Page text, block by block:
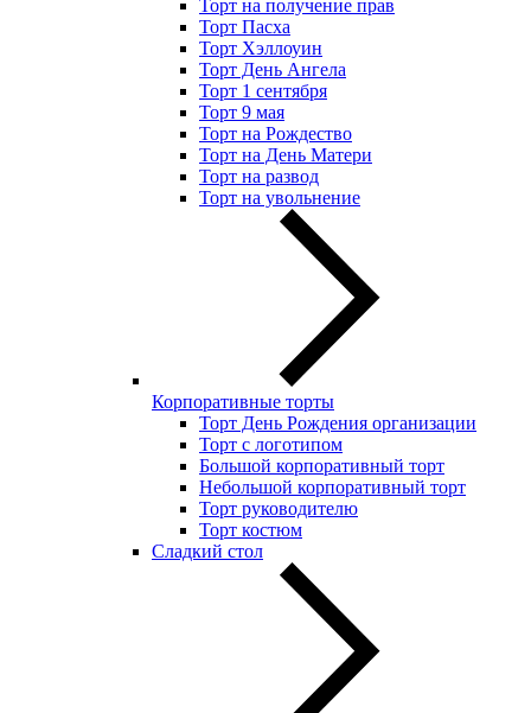
Торт на получение прав
Торт Пасха
Торт Хэллоуин
Торт День Ангела
Торт 1 сентября
Торт 9 мая
Торт на Рождество
Торт на День Матери
Торт на развод
Торт на увольнение
Корпоративные торты
Торт День Рождения организации
Торт с логотипом
Большой корпоративный торт
Небольшой корпоративный торт
Торт руководителю
Торт костюм
Сладкий стол